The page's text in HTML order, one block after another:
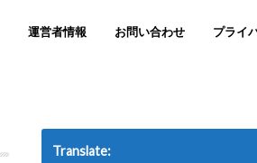
運営者情報 お問い合わせ プライ
Translate: